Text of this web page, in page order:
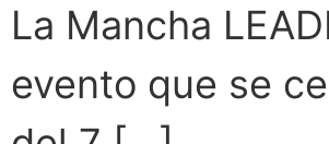
La Mancha
evento que se